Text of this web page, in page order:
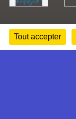
Tout accepter